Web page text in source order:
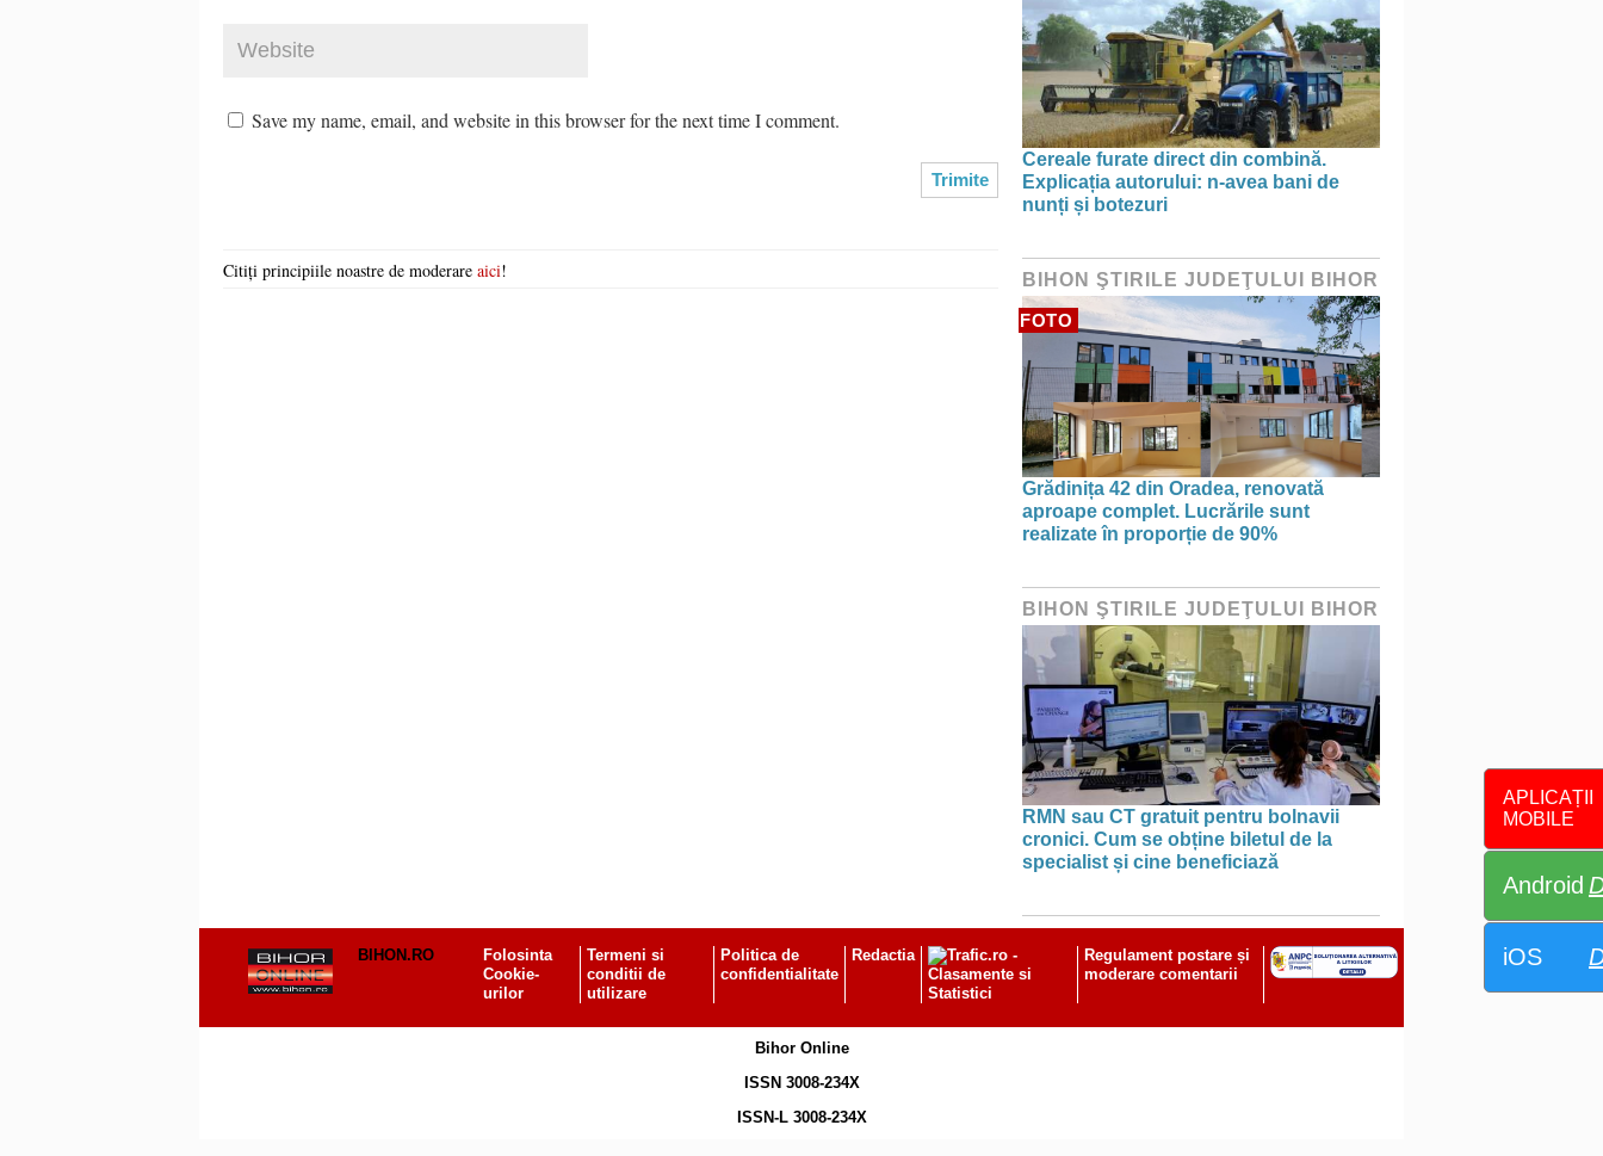
APLICAȚII
MOBILE
Android
iOS
Save my name, email, and website in this browser for the next time I comment.
Citiți principiile noastre de moderare aici!
Cereale furate direct din combină.
Explicația autorului: n-avea bani de
nunți și botezuri
BIHON ŞTIRILE JUDEŢULUI BIHOR
FOTO
Grădinița 42 din Oradea, renovată
aproape complet. Lucrările sunt
realizate în proporție de 90%
BIHON ŞTIRILE JUDEŢULUI BIHOR
RMN sau CT gratuit pentru bolnavii
cronici. Cum se obține biletul de la
specialist și cine beneficiază
BIHON.RO
Folosinta
Cookie-
urilor
Termeni si
conditii de
utilizare
Politica de
confidentialitate
Redactia
Regulament postare și
moderare comentarii
Bihor Online
ISSN 3008-234X
ISSN-L 3008-234X